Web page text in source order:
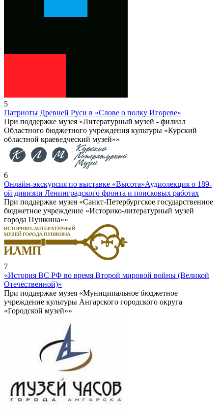
5
Патриоты Древней Руси в «Слове о полку Игореве»
При поддержке музея «Литературный музей - филиал
Областного бюджетного учреждения культуры «Курский
областной краеведческий музей»»
6
Онлайн-экскурсия по выставке «Высота»Аудиолекция о 189-
ой дивизии Ленинградского фронта и поисковых работах
При поддержке музея «Санкт-Петербургское государственное
бюджетное учреждение «Историко-литературный музей
города Пушкина»»
7
«История ВС РФ во время Второй мировой войны (Великой
Отечественной)»
При поддержке музея «Муниципальное бюджетное
учреждение культуры Ангарского городского округа
«Городской музей»»